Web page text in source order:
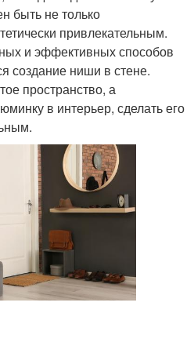
быть не только
привлекательным.
и эффективных способов
создание ниши в стене.
пространство, а
в интерьер, сделать его